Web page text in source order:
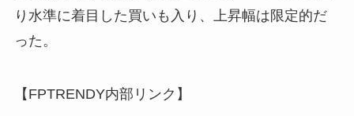
り水準に着目した買いも入り、上昇幅は限定的だ
った。
【FPTRENDY内部リンク】